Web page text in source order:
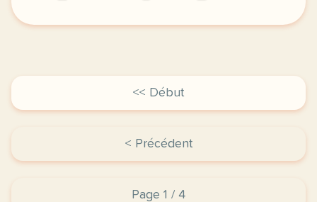
fiche a2 conte la merveilleuse histoire de la
<< Début
< Précédent
Page 1 / 4